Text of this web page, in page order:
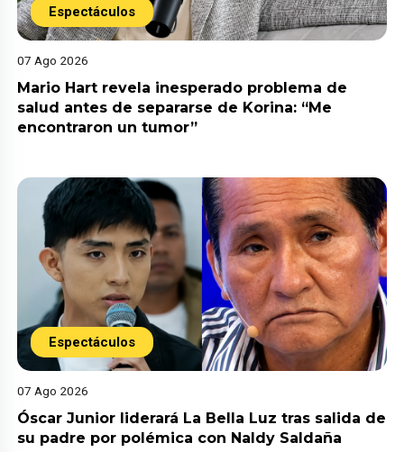
Espectáculos
07 Ago 2026
Mario Hart revela inesperado problema de
salud antes de separarse de Korina: “Me
encontraron un tumor”
Espectáculos
07 Ago 2026
Óscar Junior liderará La Bella Luz tras salida de
su padre por polémica con Naldy Saldaña